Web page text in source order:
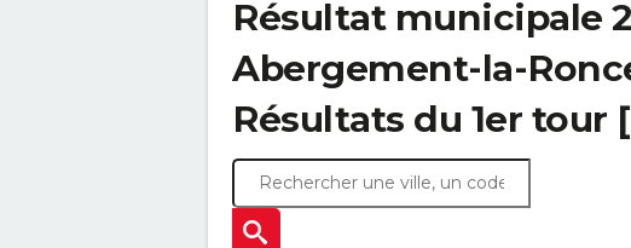
Résultat municipale
Abergement-la-
Résultats du 1er tour